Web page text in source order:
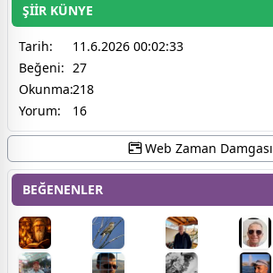
ŞİİR KÜNYE
Tarih:
11.6.2026 00:02:33
Beğeni: 27
Okunma:218
Yorum:
16
Web Zaman Damgası
BEĞENENLER